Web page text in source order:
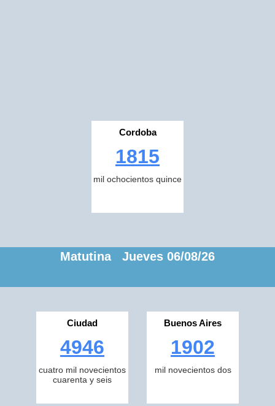
Cordoba
1815
mil ochocientos quince
Matutina Jueves 06/08/26
Ciudad
4946
cuatro mil novecientos
cuarenta y seis
Buenos Aires
1902
mil novecientos dos